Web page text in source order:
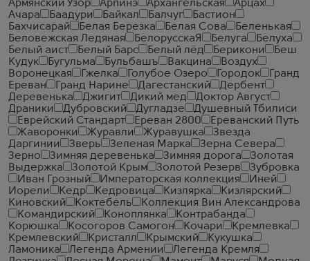
Армянский Узор
Арпинэ Архангельская
Арцах
Ачара
Баадури Байкал Балчуг
Бастион
Бахчисарай
Белая Березка Белая Сова
Беленькая
Беловежская Ледяная
БелорусскаЯ Белуга
Белуха
Белый аист
Белый Барс Белый лёд Берикони
Беш
Кудук
Бугульма Бульбашъ Вакцина
Воздух
Воронецкая
Гжелка Голубое Озеро Городок
Гранд
Ереван
Гранд Нарине Дагестанский
Дербент
Деревенька
Джигит Дикий мед
Доктор Август
Драники
Дубровский Дугладзе
Душевный Тбилиси
Еврейский Стандарт
Ереван 2800
Ереванский Путь
Жаворонки
Журавли Журавушка
Звезда
Даргинии
Зверь Зеленая Марка
Зерна Севера
Зерно
Зимняя деревенька Зимняя дорога
Золотая
Выдержка
Золотой Крым Золотой Резерв
Зубровка
Иван Грозный
Императорская коллекция
Иней
Иорели
Кедр Кедровица Кизлярка
Кизлярский
Киновский
Коктебель
Коллекция Вин Александрова
Командирский
Коноплянка
Контрабанда
Корюшка
Косогоров Самогон Кочари
Кремлевка
Кремлевский
Кристалл Крымский
Кукушка
Ламоника
Легенда Армении
Легенда Кремля